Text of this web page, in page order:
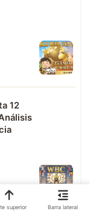
12
superior Barra lateral